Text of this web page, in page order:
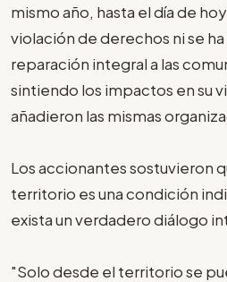
mismo año, hasta el día de
violación de derechos ni se
reparación integral a las
sintiendo los impactos en su
añadieron las mismas
Los accionantes sostuvieron
territorio es una condición
exista un verdadero diálogo
"Solo desde el territorio se